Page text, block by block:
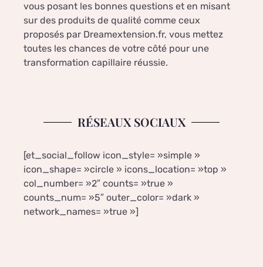
vous posant les bonnes questions et en misant
sur des produits de qualité comme ceux
proposés par Dreamextension.fr, vous mettez
toutes les chances de votre côté pour une
transformation capillaire réussie.
RÉSEAUX SOCIAUX
[et_social_follow icon_style= »simple »
icon_shape= »circle » icons_location= »top »
col_number= »2″ counts= »true »
counts_num= »5″ outer_color= »dark »
network_names= »true »]